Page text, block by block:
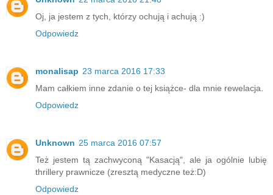
Oj, ja jestem z tych, którzy ochują i achują :)
Odpowiedz
monalisap 23 marca 2016 17:33
Mam całkiem inne zdanie o tej książce- dla mnie rewelacja.
Odpowiedz
Unknown 25 marca 2016 07:57
Też jestem tą zachwyconą "Kasacją", ale ja ogólnie lubię
thrillery prawnicze (zresztą medyczne też:D)
Odpowiedz